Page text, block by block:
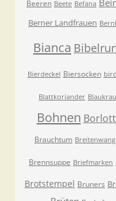
Beeren Beete Befana
Berner Landfrauen
Bianca
Bierdeckel Biersocken bird
Blattkoriander
Bohnen
Brauchtum Breitenwang
Brennsuppe Briefmarken
Brotstempel Bruners